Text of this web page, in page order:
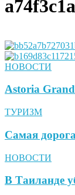
НОВОСТИ
Astoria
ТУРИЗМ
Самая
НОВОСТИ
В Таиланде